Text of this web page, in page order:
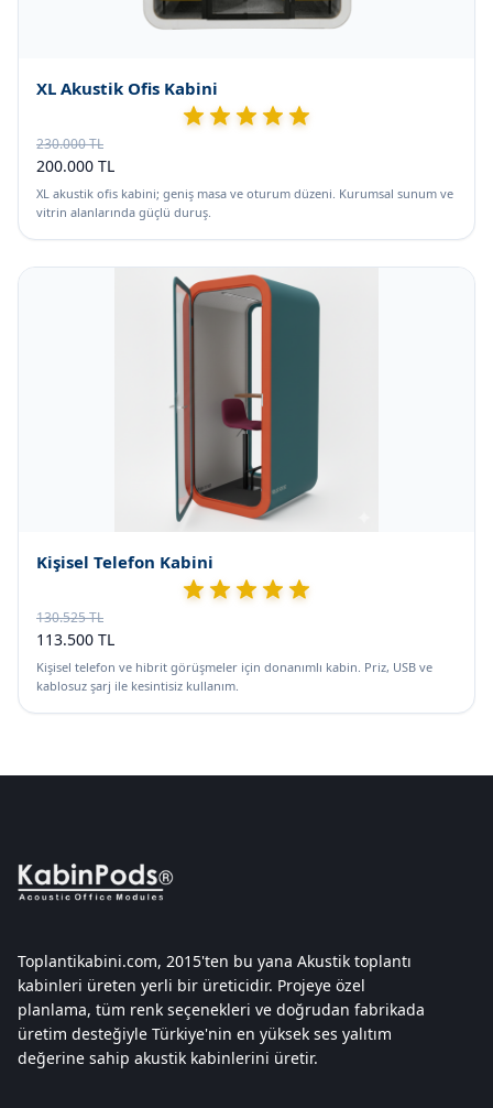
XL Akustik Ofis Kabini
230.000 TL
200.000 TL
XL akustik ofis kabini; geniş masa ve oturum düzeni. Kurumsal sunum ve
vitrin alanlarında güçlü duruş.
Kişisel Telefon Kabini
130.525 TL
113.500 TL
Kişisel telefon ve hibrit görüşmeler için donanımlı kabin. Priz, USB ve
kablosuz şarj ile kesintisiz kullanım.
Toplantikabini.com, 2015'ten bu yana Akustik toplantı
kabinleri üreten yerli bir üreticidir. Projeye özel
planlama, tüm renk seçenekleri ve doğrudan fabrikada
üretim desteğiyle Türkiye'nin en yüksek ses yalıtım
değerine sahip akustik kabinlerini üretir.